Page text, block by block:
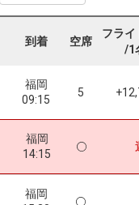
到着 空席
フライ
/1
福岡
09:15
5
福岡
14:15
福岡